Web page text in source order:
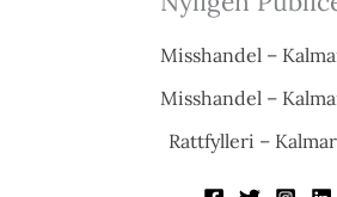
Misshandel –
Misshandel –
Rattfylleri –